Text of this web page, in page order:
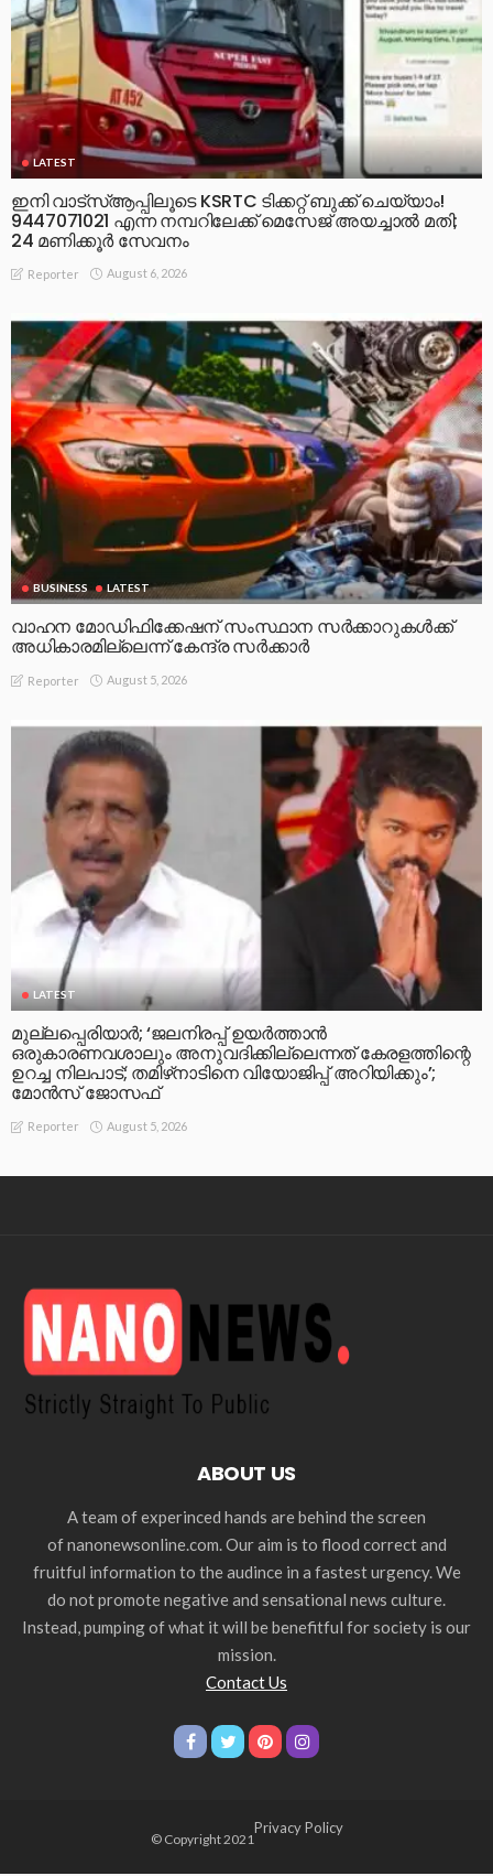
LATEST
ഇനി വാട്‌സ്ആപ്പിലൂടെ KSRTC ടിക്കറ്റ് ബുക്ക് ചെയ്യാം!
9447071021 എന്ന നമ്പറിലേക്ക് മെസേജ് അയച്ചാൽ മതി;
24 മണിക്കൂർ സേവനം
Reporter August 6, 2026
BUSINESS LATEST
വാഹന മോഡിഫിക്കേഷന് സംസ്ഥാന സർക്കാറുകൾക്ക്
അധികാരമില്ലെന്ന് കേന്ദ്ര സർക്കാർ
Reporter August 5, 2026
LATEST
മുല്ലപ്പെരിയാര്‍; ‘ജലനിരപ്പ് ഉയര്‍ത്താന്‍
ഒരുകാരണവശാലും അനുവദിക്കില്ലെന്നത് കേരളത്തിന്റെ
ഉറച്ച നിലപാട്; തമിഴ്‌നാടിനെ വിയോജിപ്പ് അറിയിക്കും’;
മോന്‍സ് ജോസഫ്
Reporter August 5, 2026
ABOUT US
A team of experinced hands are behind the screen
of nanonewsonline.com. Our aim is to flood correct and
fruitful information to the audince in a fastest urgency. We
do not promote negative and sensational news culture.
Instead, pumping of what it will be benefitful for society is our
mission.
Contact Us
© Copyright 2021
Privacy Policy